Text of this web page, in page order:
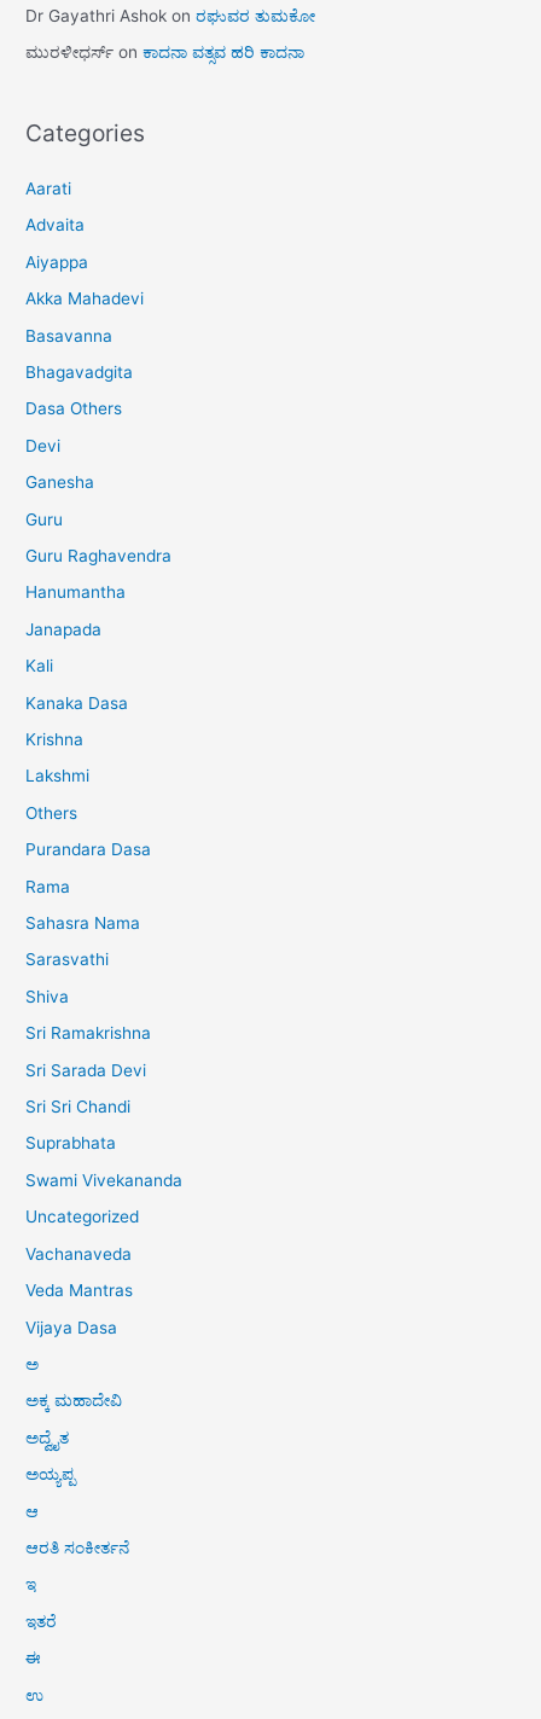
Dr Gayathri Ashok onರಘುವರ ತುಮಕೋ
ಮುರಳೀಧರ್ಸ್ onಕಾದನಾ ವತ್ಸವ ಹರಿ ಕಾದನಾ
Categories
Aarati
Advaita
Aiyappa
Akka Mahadevi
Basavanna
Bhagavadgita
Dasa Others
Devi
Ganesha
Guru
Guru Raghavendra
Hanumantha
Janapada
Kali
Kanaka Dasa
Krishna
Lakshmi
Others
Purandara Dasa
Rama
Sahasra Nama
Sarasvathi
Shiva
Sri Ramakrishna
Sri Sarada Devi
Sri Sri Chandi
Suprabhata
Swami Vivekananda
Uncategorized
Vachanaveda
Veda Mantras
Vijaya Dasa
ಅ
ಅಕ್ಕ ಮಹಾದೇವಿ
ಅದ್ವೈತ
ಅಯ್ಯಪ್ಪ
ಆ
ಆರತಿ ಸಂಕೀರ್ತನೆ
ಇ
ಇತರೆ
ಈ
ಉ